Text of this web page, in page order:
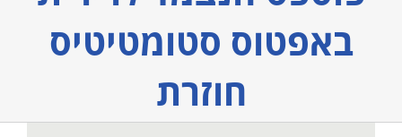
באפטוס סטומטיטיס
חוזרת